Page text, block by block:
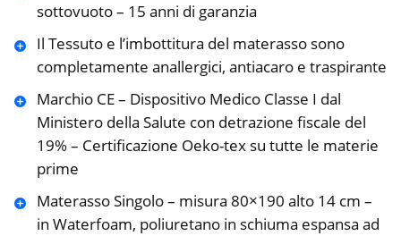
sottovuoto – 15 anni di garanzia
Il Tessuto e l’imbottitura del materasso sono
completamente anallergici, antiacaro e traspirante
Marchio CE – Dispositivo Medico Classe I dal
Ministero della Salute con detrazione fiscale del
19% – Certificazione Oeko-tex su tutte le materie
prime
Materasso Singolo – misura 80×190 alto 14 cm –
in Waterfoam, poliuretano in schiuma espansa ad